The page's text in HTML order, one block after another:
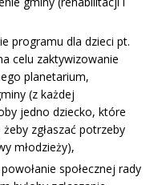
programu dla dzieci pt.
celu zaktywizowanie
planetarium,
(z każdej
jedno dziecko, które
zgłaszać potrzeby
młodzieży),
społecznej rady